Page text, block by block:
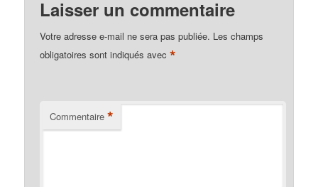
Laisser un commentaire
Votre adresse e-mail ne sera pas publiée. Les champs
obligatoires sont indiqués avec*
Commentaire *